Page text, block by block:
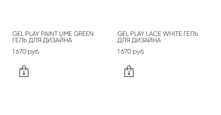
GEL PLAY PAINT LIME GREEN
ГЕЛЬ ДЛЯ ДИЗАЙНА
1 670 pуб.
GEL PLAY LACE WHITE ГЕЛЬ
ДЛЯ ДИЗАЙНА
1 670 pуб.